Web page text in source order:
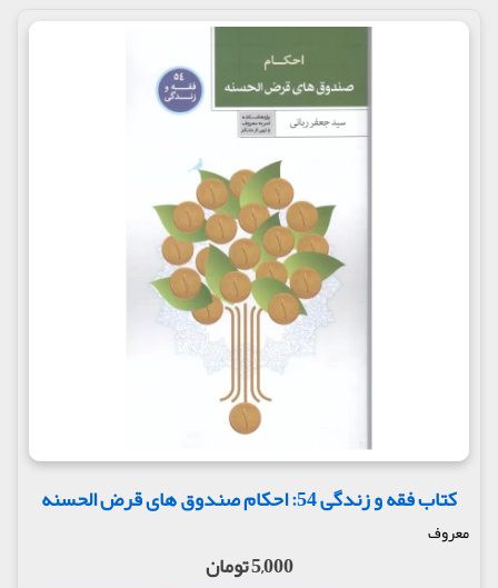
کتاب فقه و زندگی 54: احکام صندوق های قرض الحسنه
معروف
5,000 تومان